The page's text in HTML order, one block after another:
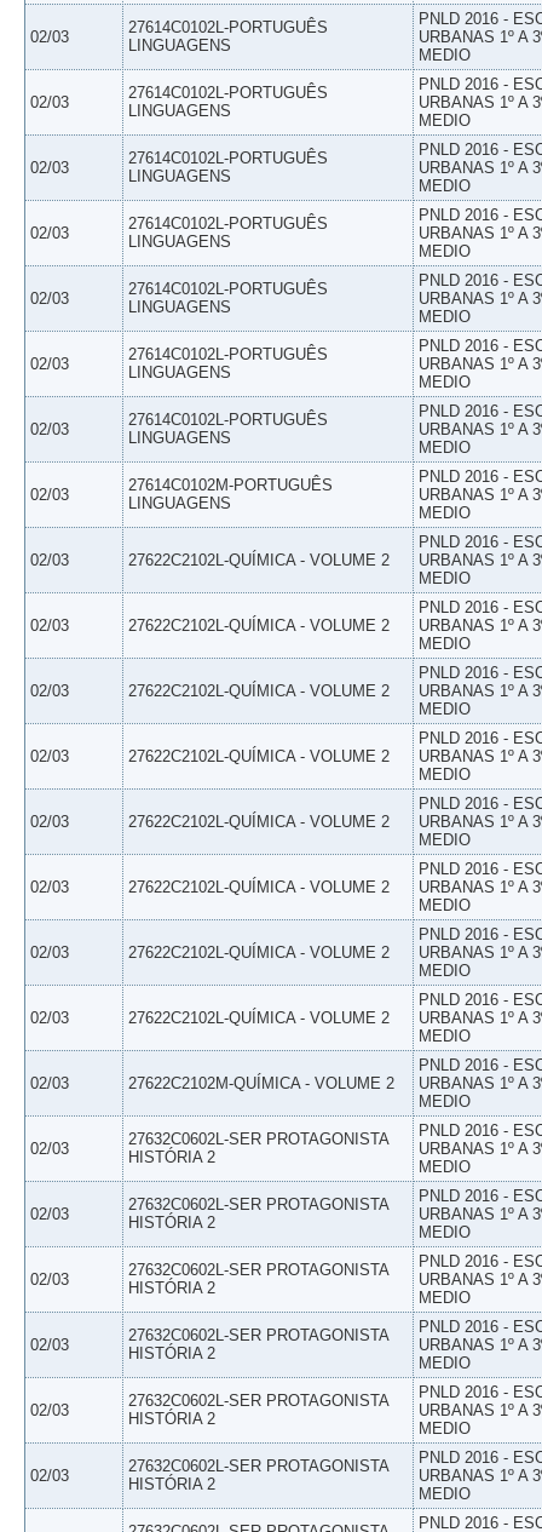
02/03
27614C0102L-PORTUGUÊS
LINGUAGENS
PNLD 2016 -
URBANAS 1º A
MEDIO
02/03
27614C0102L-PORTUGUÊS
LINGUAGENS
PNLD 2016 -
URBANAS 1º A
MEDIO
02/03
27614C0102L-PORTUGUÊS
LINGUAGENS
PNLD 2016 -
URBANAS 1º A
MEDIO
02/03
27614C0102L-PORTUGUÊS
LINGUAGENS
PNLD 2016 -
URBANAS 1º A
MEDIO
02/03
27614C0102L-PORTUGUÊS
LINGUAGENS
PNLD 2016 -
URBANAS 1º A
MEDIO
02/03
27614C0102L-PORTUGUÊS
LINGUAGENS
PNLD 2016 -
URBANAS 1º A
MEDIO
02/03
27614C0102L-PORTUGUÊS
LINGUAGENS
PNLD 2016 -
URBANAS 1º A
MEDIO
02/03
27614C0102M-PORTUGUÊS
LINGUAGENS
PNLD 2016 -
URBANAS 1º A
MEDIO
02/03 27622C2102L-QUÍMICA - VOLUME 2
PNLD 2016 -
URBANAS 1º A
MEDIO
02/03 27622C2102L-QUÍMICA - VOLUME 2
PNLD 2016 -
URBANAS 1º A
MEDIO
02/03 27622C2102L-QUÍMICA - VOLUME 2
PNLD 2016 -
URBANAS 1º A
MEDIO
02/03 27622C2102L-QUÍMICA - VOLUME 2
PNLD 2016 -
URBANAS 1º A
MEDIO
02/03 27622C2102L-QUÍMICA - VOLUME 2
PNLD 2016 -
URBANAS 1º A
MEDIO
02/03 27622C2102L-QUÍMICA - VOLUME 2
PNLD 2016 -
URBANAS 1º A
MEDIO
02/03 27622C2102L-QUÍMICA - VOLUME 2
PNLD 2016 -
URBANAS 1º A
MEDIO
02/03 27622C2102L-QUÍMICA - VOLUME 2
PNLD 2016 -
URBANAS 1º A
MEDIO
02/03 27622C2102M-QUÍMICA - VOLUME 2
PNLD 2016 -
URBANAS 1º A
MEDIO
02/03
27632C0602L-SER PROTAGONISTA
HISTÓRIA 2
PNLD 2016 -
URBANAS 1º A
MEDIO
02/03
27632C0602L-SER PROTAGONISTA
HISTÓRIA 2
PNLD 2016 -
URBANAS 1º A
MEDIO
02/03
27632C0602L-SER PROTAGONISTA
HISTÓRIA 2
PNLD 2016 -
URBANAS 1º A
MEDIO
02/03
27632C0602L-SER PROTAGONISTA
HISTÓRIA 2
PNLD 2016 -
URBANAS 1º A
MEDIO
02/03
27632C0602L-SER PROTAGONISTA
HISTÓRIA 2
PNLD 2016 -
URBANAS 1º A
MEDIO
02/03
27632C0602L-SER PROTAGONISTA
HISTÓRIA 2
PNLD 2016 -
URBANAS 1º A
MEDIO
PNLD 2016 -